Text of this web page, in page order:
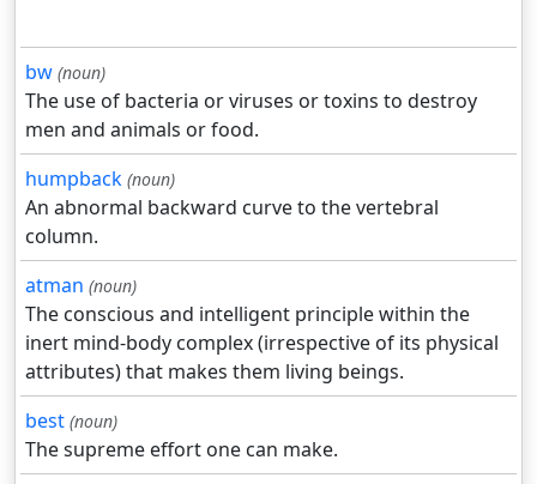
bw (noun)
The use of bacteria or viruses or toxins to destroy
men and animals or food.
humpback (noun)
An abnormal backward curve to the vertebral
column.
atman (noun)
The conscious and intelligent principle within the
inert mind-body complex (irrespective of its physical
attributes) that makes them living beings.
best (noun)
The supreme effort one can make.